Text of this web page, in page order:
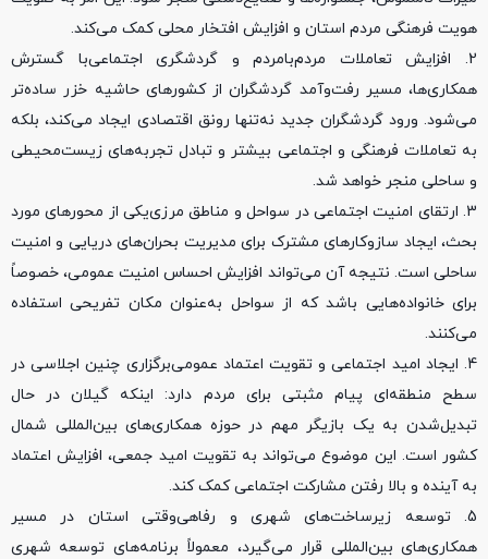
هویت فرهنگی مردم استان و افزایش افتخار محلی کمک می‌کند.
2. افزایش تعاملات مردم‌با‌مردم و گردشگری اجتماعی
با گسترش
همکاری‌ها، مسیر رفت‌وآمد گردشگران از کشورهای حاشیه خزر ساده‌تر
می‌شود. ورود گردشگران جدید نه‌تنها رونق اقتصادی ایجاد می‌کند، بلکه
به تعاملات فرهنگی و اجتماعی بیشتر و تبادل تجربه‌های زیست‌محیطی
و ساحلی منجر خواهد شد.
3. ارتقای امنیت اجتماعی در سواحل و مناطق مرزی
یکی از محورهای مورد
بحث، ایجاد سازوکارهای مشترک برای مدیریت بحران‌های دریایی و امنیت
ساحلی است. نتیجه آن می‌تواند افزایش احساس امنیت عمومی، خصوصاً
برای خانواده‌هایی باشد که از سواحل به‌عنوان مکان تفریحی استفاده
می‌کنند.
4. ایجاد امید اجتماعی و تقویت اعتماد عمومی
برگزاری چنین اجلاسی در
سطح منطقه‌ای پیام مثبتی برای مردم دارد: اینکه گیلان در حال
تبدیل‌شدن به یک بازیگر مهم در حوزه همکاری‌های بین‌المللی شمال
کشور است. این موضوع می‌تواند به تقویت امید جمعی، افزایش اعتماد
به آینده و بالا رفتن مشارکت اجتماعی کمک کند.
5. توسعه زیرساخت‌های شهری و رفاهی
وقتی استان در مسیر
همکاری‌های بین‌المللی قرار می‌گیرد، معمولاً برنامه‌های توسعه شهری